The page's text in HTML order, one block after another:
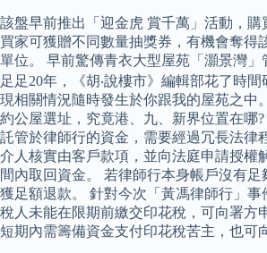
該盤早前推出「迎金虎 賞千萬」活動，購
買家可獲贈不同數量抽獎券，有機會奪得
單位。 早前驚傳青衣大型屋苑「灝景灣
足足20年，《胡‧說樓市》編輯部花了時
現相關情況隨時發生於你跟我的屋苑之中
約公屋選址，究竟港、九、新界位置在哪
託管於律師行的資金，需要經過冗長法律
介人核實由客戶款項，並向法庭申請授權
間內取回資金。 若律師行本身帳戶沒有
獲足額退款。 針對今次「黃馮律師行」事
稅人未能在限期前繳交印花稅，可向署方
短期內需籌備資金支付印花稅苦主，也可